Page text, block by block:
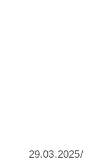
29.03.2025/